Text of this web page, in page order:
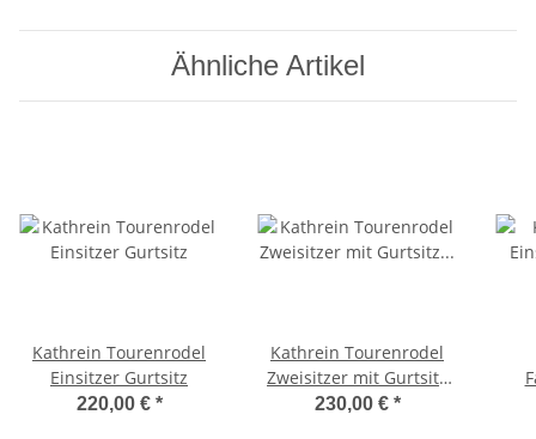
Ähnliche Artikel
Kathrein Tourenrodel
Einsitzer Gurtsitz
220,00 € *
Kathrein Tourenrodel
Zweisitzer mit Gurtsitz
schwarz-anthrazit
230,00 € *